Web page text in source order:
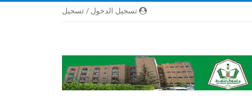
تسجيل الدخول / تسجيل